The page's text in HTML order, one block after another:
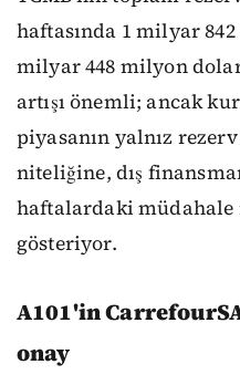
haftasında 1 milyar
milyar 448 milyon
artışı önemli; ancak
piyasanın yalnız
niteliğine, dış
haftalardaki müdahale
gösteriyor.
A101'in
onay